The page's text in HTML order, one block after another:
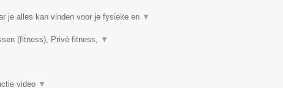
je alles kan vinden voor je fysieke en ▼
(fitness), Privé fitness, ▼
video ▼